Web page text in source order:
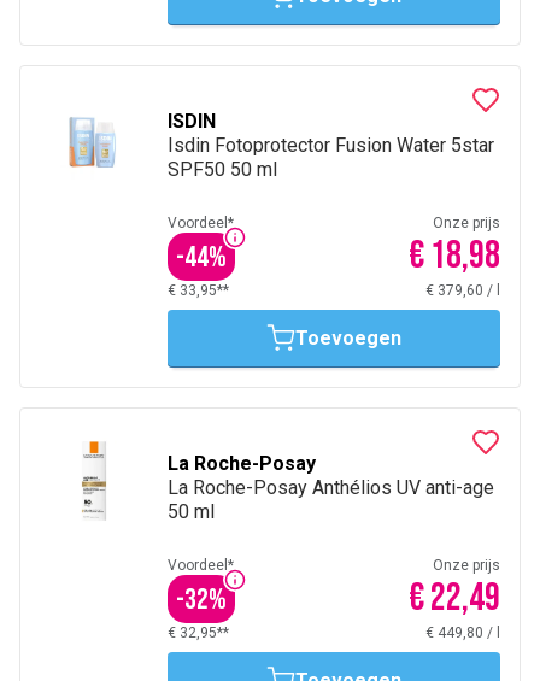
ISDIN
Isdin Fotoprotector Fusion Water 5star
SPF50 50 ml
Voordeel*
-44%
Onze prijs
€ 18,98
€ 33,95** € 379,60 /
Toevoegen
La Roche-Posay
La Roche-Posay Anthélios UV anti-age
50 ml
Voordeel*
-32%
Onze prijs
€ 22,49
€ 32,95** € 449,80 /